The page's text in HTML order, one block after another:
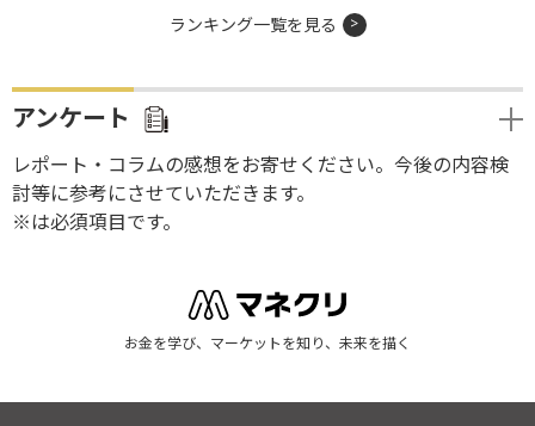
ランキング一覧を見る
アンケート
レポート・コラムの感想をお寄せください。今後の内容検
討等に参考にさせていただきます。
※は必須項目です。
お金を学び、マーケットを知り、未来を描く